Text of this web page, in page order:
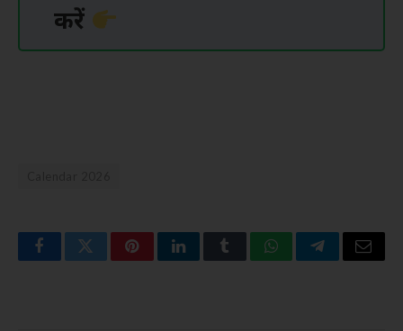
करें
FacebookTwitterPinterestLinkedInTumblrWhatsAppTelegramEmail